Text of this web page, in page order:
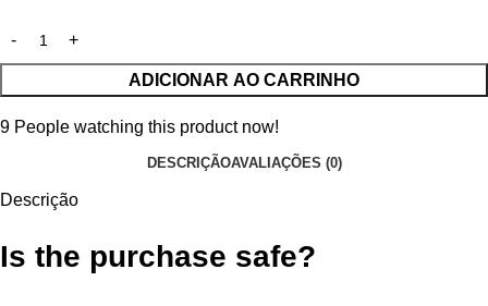
ADICIONAR AO CARRINHO
9 People watching this product now!
DESCRIÇÃOAVALIAÇÕES (0)
Descrição
Is the purchase safe?